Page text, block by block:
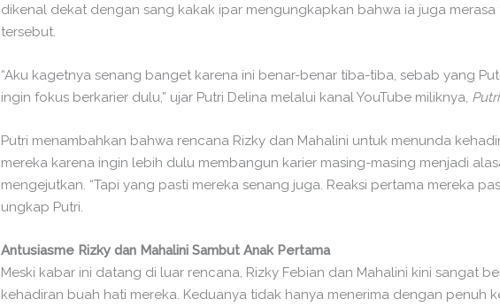
dikenal dekat dengan sang kakak ipar mengungkapkan bahwa ia juga
tersebut.
“Aku kagetnya senang banget karena ini benar-benar tiba-tiba, sebab yang
ingin fokus berkarier dulu,” ujar Putri Delina melalui kanal YouTube miliknya,
Putri menambahkan bahwa rencana Rizky dan Mahalini untuk menunda
mereka karena ingin lebih dulu membangun karier masing-masing menjadi
mengejutkan. “Tapi yang pasti mereka senang juga. Reaksi pertama mereka
ungkap Putri.
Antusiasme Rizky dan Mahalini Sambut Anak Pertama
Meski kabar ini datang di luar rencana, Rizky Febian dan Mahalini kini sangat
kehadiran buah hati mereka. Keduanya tidak hanya menerima dengan penuh